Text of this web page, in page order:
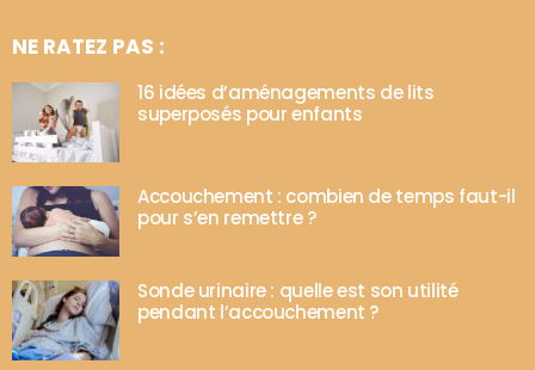
NE RATEZ PAS :
16 idées d’aménagements de lits
superposés pour enfants
Accouchement : combien de temps faut-il
pour s’en remettre ?
Sonde urinaire : quelle est son utilité
pendant l’accouchement ?